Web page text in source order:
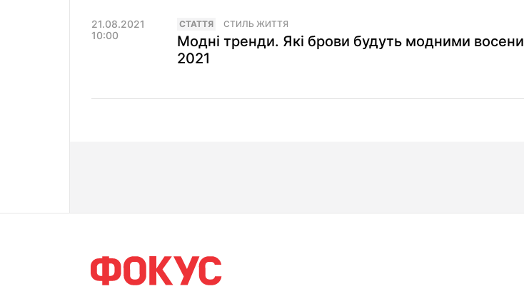
21.08.2021
10:00
СТАТТЯ СТИЛЬ ЖИТТЯ
Модні тренди. Які брови будуть модними восени
2021